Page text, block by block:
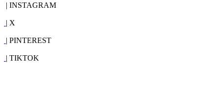
| INSTAGRAM
| X
| PINTEREST
| TIKTOK